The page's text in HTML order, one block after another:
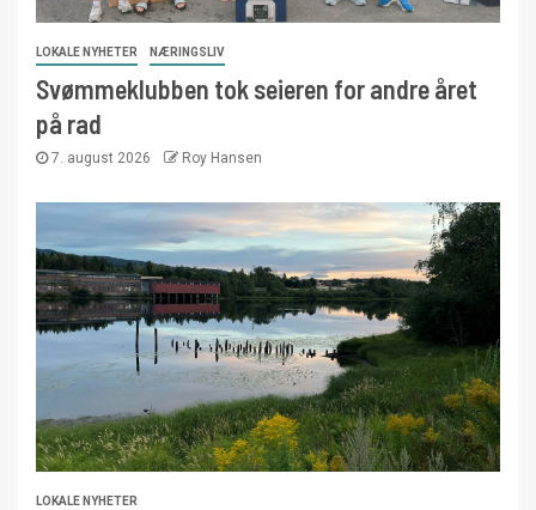
LOKALE NYHETER NÆRINGSLIV
Svømmeklubben tok seieren for andre året
på rad
7. august 2026 Roy Hansen
LOKALE NYHETER